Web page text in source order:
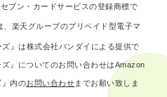
ブン・カードサービスの登録商標で
楽天グループのプリペイド型電子マ
』は株式会社バンダイによる提供で
』についてのお問い合わせはAmazon
』内のお問い合わせまでお願い致しま